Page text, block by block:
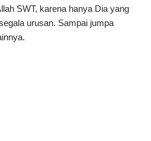
SWT, karena hanya Dia yang
urusan. Sampai jumpa